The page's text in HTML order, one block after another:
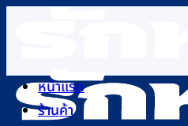
เนื้อหาหน้าแรก
ร้านค้า